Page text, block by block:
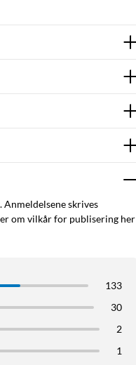
Anmeldelsene skrives
om vilkår for publisering her
133
30
2
1